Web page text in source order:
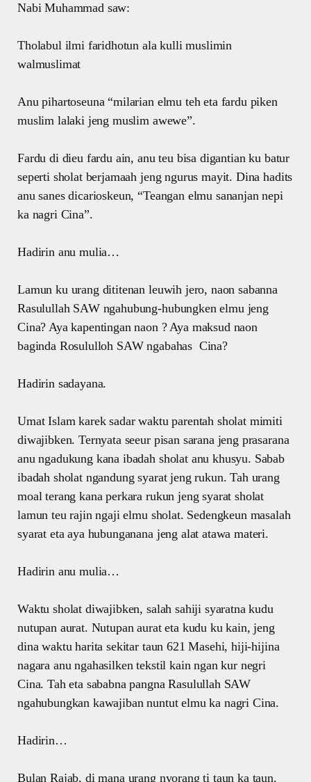
Nabi Muhammad saw:
Tholabul ilmi faridhotun ala kulli muslimin
walmuslimat
Anu pihartoseuna “milarian elmu teh eta fardu piken
muslim lalaki jeng muslim awewe”.
Fardu di dieu fardu ain, anu teu bisa digantian ku batur
seperti sholat berjamaah jeng ngurus mayit. Dina hadits
anu sanes dicarioskeun, “Teangan elmu sananjan nepi
ka nagri Cina”.
Hadirin anu mulia…
Lamun ku urang dititenan leuwih jero, naon sabanna
Rasulullah SAW ngahubung-hubungken elmu jeng
Cina? Aya kapentingan naon ? Aya maksud naon
baginda Rosululloh SAW ngabahas Cina?
Hadirin sadayana.
Umat Islam karek sadar waktu parentah sholat mimiti
diwajibken. Ternyata seeur pisan sarana jeng prasarana
anu ngadukung kana ibadah sholat anu khusyu. Sabab
ibadah sholat ngandung syarat jeng rukun. Tah urang
moal terang kana perkara rukun jeng syarat sholat
lamun teu rajin ngaji elmu sholat. Sedengkeun masalah
syarat eta aya hubunganana jeng alat atawa materi.
Hadirin anu mulia…
Waktu sholat diwajibken, salah sahiji syaratna kudu
nutupan aurat. Nutupan aurat eta kudu ku kain, jeng
dina waktu harita sekitar taun 621 Masehi, hiji-hijina
nagara anu ngahasilken tekstil kain ngan kur negri
Cina. Tah eta sababna pangna Rasulullah SAW
ngahubungkan kawajiban nuntut elmu ka nagri Cina.
Hadirin…
Bulan Rajab, di mana urang nyorang ti taun ka taun.